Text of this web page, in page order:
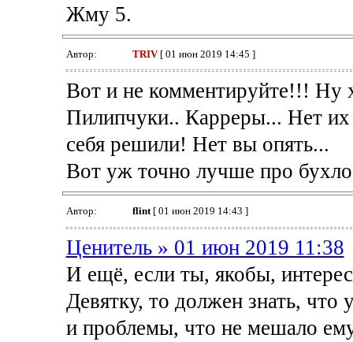
Жму 5.
Автор: TRIV[ 01 июн 2019 14:45 ]
Вот и не комментируйте!!! Ну
Пилипчуки.. Карреры... Нет
себя решили! Нет вы опять...
Вот уж точно лучше про
Автор: flint[ 01 июн 2019 14:43 ]
Ценитель » 01 июн 2019 11:38
И ещё, если ты, якобы,
Девятку, то должен знать,
и проблемы, что не мешало